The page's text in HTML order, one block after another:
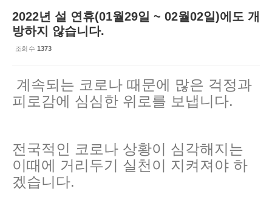
2022년 설 연휴(01월29일 ~ 02월02일)에도 개
방하지 않습니다.
조회 수 1373
계속되는 코로나 때문에 많은 걱정과
피로감에 심심한 위로를 보냅니다.
전국적인 코로나 상황이 심각해지는
이때에 거리두기 실천이 지켜져야 하
겠습니다.